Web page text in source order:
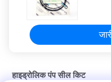
हाइड्रोलिक पंप सील किट